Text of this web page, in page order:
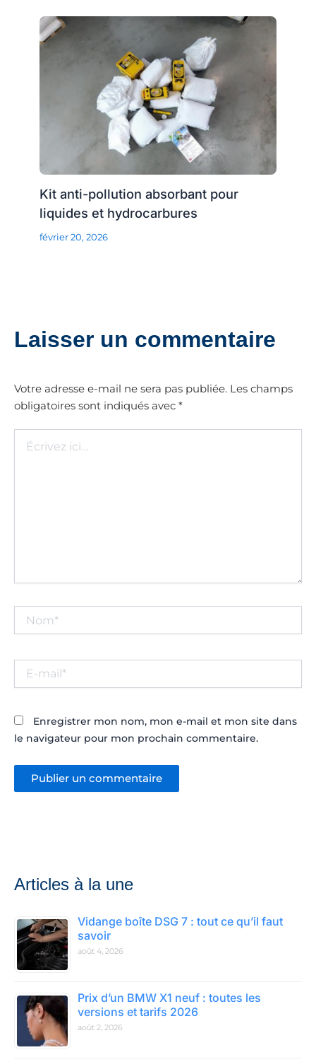
Kit anti-pollution absorbant pour
liquides et hydrocarbures
février 20, 2026
Laisser un commentaire
Votre adresse e-mail ne sera pas publiée. Les champs
obligatoires sont indiqués avec *
ici…
mail*
Enregistrer mon nom, mon e-mail et mon site dans
le navigateur pour mon prochain commentaire.
Articles à la une
Vidange boîte DSG 7 : tout ce qu’il faut
savoir
août 4, 2026
Prix d’un BMW X1 neuf : toutes les
versions et tarifs 2026
août 2, 2026